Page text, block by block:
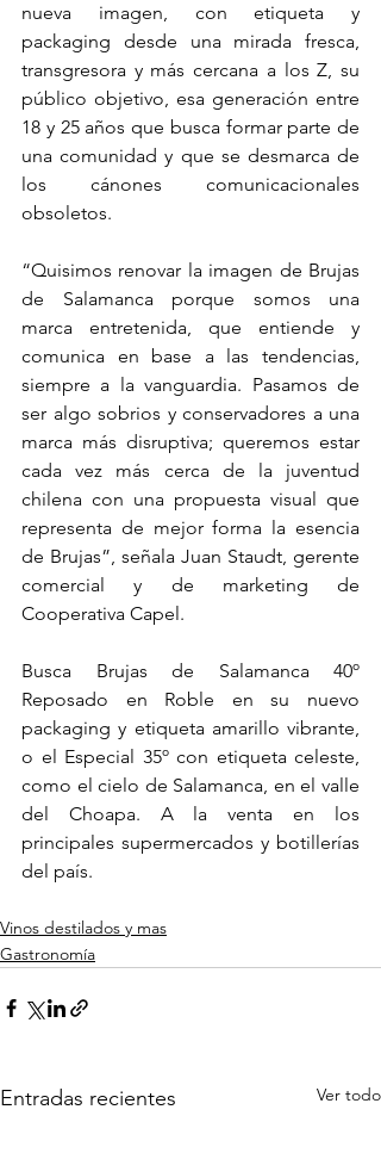
nueva imagen, con etiqueta y
packaging desde una mirada fresca,
transgresora y más cercana a los Z, su
público objetivo, esa generación entre
18 y 25 años que busca formar parte de
una comunidad y que se desmarca de
los cánones comunicacionales
obsoletos.
“Quisimos renovar la imagen de Brujas
de Salamanca porque somos una
marca entretenida, que entiende y
comunica en base a las tendencias,
siempre a la vanguardia. Pasamos de
ser algo sobrios y conservadores a una
marca más disruptiva; queremos estar
cada vez más cerca de la juventud
chilena con una propuesta visual que
representa de mejor forma la esencia
de Brujas”, señala Juan Staudt, gerente
comercial y de marketing de
Cooperativa Capel.
Busca Brujas de Salamanca 40º
Reposado en Roble en su nuevo
packaging y etiqueta amarillo vibrante,
o el Especial 35º con etiqueta celeste,
como el cielo de Salamanca, en el valle
del Choapa. A la venta en los
principales supermercados y botillerías
del país.
Vinos destilados y mas
Gastronomía
Entradas recientes Ver todo